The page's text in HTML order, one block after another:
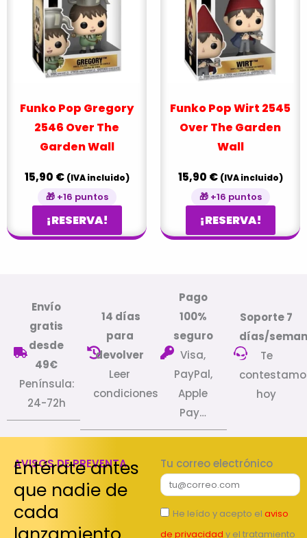
Funko Pop Gregory
2546 Over The
Garden Wall
15,90 € (IVA incluido)
🎁 +16 puntos
¡RESERVA!
Funko Pop Wirt 2545
Over The Garden
Wall
15,90 € (IVA incluido)
🎁 +16 puntos
¡RESERVA!
Envío
gratis
desde
49€
Península:
24-72h
14 días
para
devolver
Leer
condiciones
Pago
100%
seguro
Visa,
PayPal,
Apple
Pay…
Soporte 7
días/
Te
hoy
AVISOS DE PREVENTA
Entérate antes
que nadie de
cada
Tu correo electrónico
He leído y acepto el aviso
de privacidad y el tratamiento